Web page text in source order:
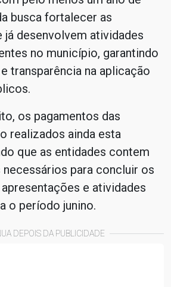
busca fortalecer as
já desenvolvem atividades
no município, garantindo
transparência na aplicação
os pagamentos das
realizados ainda esta
que as entidades contem
para concluir os
e atividades
o período junino.
DEPOIS DA PUBLICIDADE